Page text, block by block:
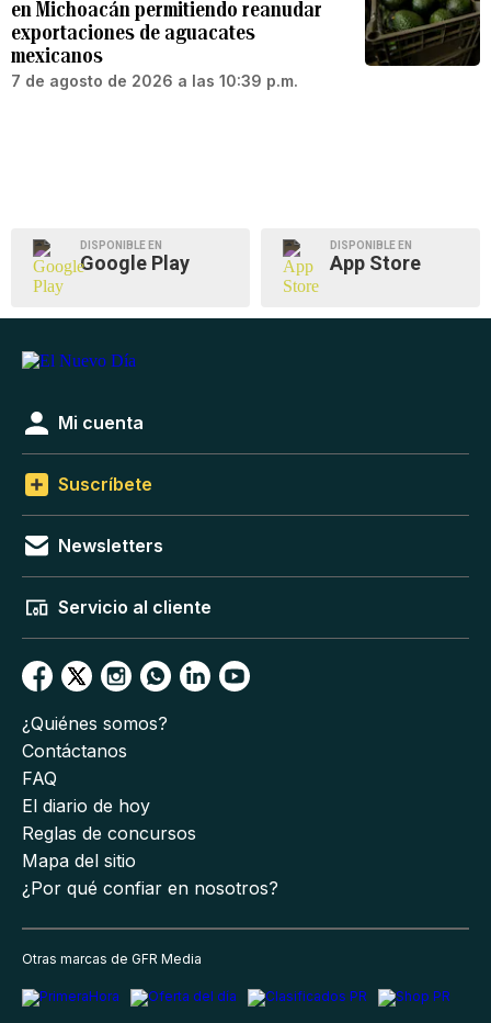
en Michoacán permitiendo reanudar
exportaciones de aguacates
mexicanos
7 de agosto de 2026 a las 10:39 p.m.
DISPONIBLE EN
Google Play
DISPONIBLE EN
App Store
Mi cuenta
Suscríbete
Newsletters
Servicio al cliente
¿Quiénes somos?
Contáctanos
FAQ
El diario de hoy
Reglas de concursos
Mapa del sitio
¿Por qué confiar en nosotros?
Otras marcas de GFR Media